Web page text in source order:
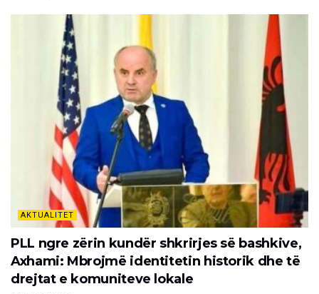
AKTUALITET
PLL ngre zërin kundër shkrirjes së bashkive,
Axhami: Mbrojmë identitetin historik dhe të
drejtat e komuniteve lokale